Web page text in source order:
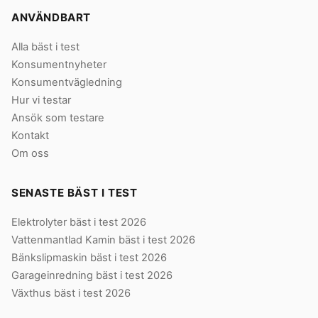
ANVÄNDBART
Alla bäst i test
Konsumentnyheter
Konsumentvägledning
Hur vi testar
Ansök som testare
Kontakt
Om oss
SENASTE BÄST I TEST
Elektrolyter bäst i test 2026
Vattenmantlad Kamin bäst i test 2026
Bänkslipmaskin bäst i test 2026
Garageinredning bäst i test 2026
Växthus bäst i test 2026